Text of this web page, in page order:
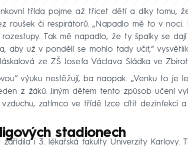
třída pojme až třicet dětí a díky tomu,
roušek či respirátorů. „Napadlo mě to v noci.
Tak mě napadlo, že ty špalky se
aby už v pondělí se mohlo tady učit,“
ze ZŠ Josefa Václava Sládka ve
výuku nestěžují, ba naopak. „Venku to je
z žáků. Jiným dětem tento způsob učení
zatímco ve třídě lzce cítit dezinfekci
stadionech
zařídila i 3. lékařská fakulty Univerzity Karlovy.